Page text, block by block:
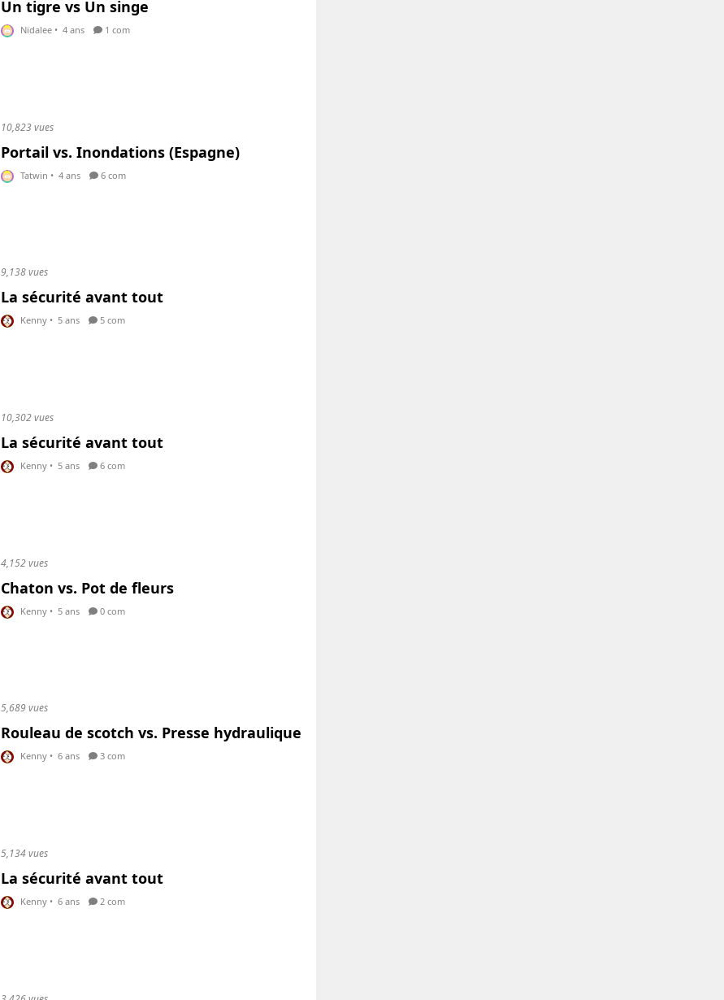
Un tigre vs Un singe
Nidalee • 4 ans 1 com
10,823 vues
Portail vs. Inondations (Espagne)
Tatwin • 4 ans 6 com
9,138 vues
La sécurité avant tout
Kenny • 5 ans 5 com
10,302 vues
La sécurité avant tout
Kenny • 5 ans 6 com
4,152 vues
Chaton vs. Pot de fleurs
Kenny • 5 ans 0 com
5,689 vues
Rouleau de scotch vs. Presse hydraulique
Kenny • 6 ans 3 com
5,134 vues
La sécurité avant tout
Kenny • 6 ans 2 com